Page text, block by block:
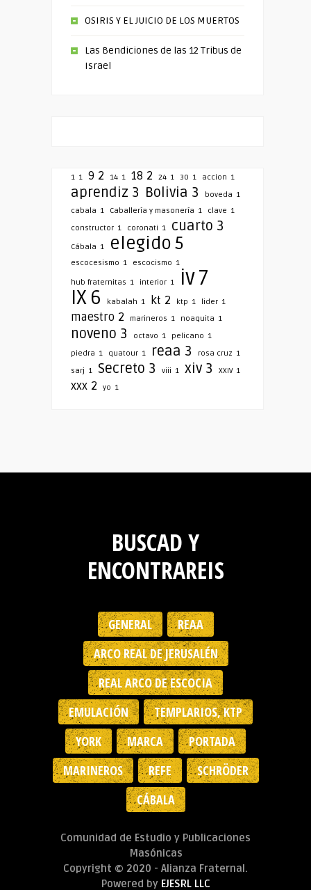
OSIRIS Y EL JUICIO DE LOS MUERTOS
Las Bendiciones de las 12 Tribus de
Israel
1 1 9 2 14 1 18 2 24 1 30 1 accion 1
aprendiz 3 Bolivia 3 boveda 1
cabala 1 Caballería y masonería 1 clave 1
constructor 1 coronati 1 cuarto 3
Cábala 1 elegido5
escocesismo 1 escocismo 1
hub fraternitas 1 interior 1 iv7
IX 6 kabalah 1 kt 2 ktp 1 lider 1
maestro 2 marineros 1 noaquita 1
noveno 3 octavo 1 pelicano 1
piedra 1 quatour 1 reaa 3 rosa cruz 1
sarj 1 Secreto 3 viii 1 xiv 3 XXIV 1
xxx 2 yo 1
BUSCAD Y
ENCONTRAREIS
GENERAL
REAA
ARCO REAL DE JERUSALÉN
REAL ARCO DE ESCOCIA
EMULACIÓN
TEMPLARIOS, KTP
YORK
MARCA
PORTADA
MARINEROS
REFE
SCHRÖDER
CÁBALA
Comunidad de Estudio y Publicaciones
Masónicas
Copyright © 2020 - Alianza Fraternal.
Powered by EJESRL LLC